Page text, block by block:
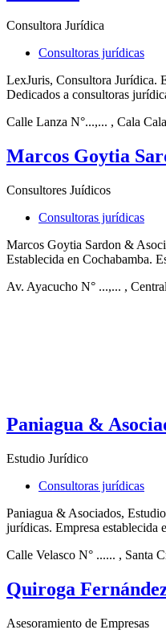
Consultora Jurídica
Consultoras jurídicas
LexJuris, Consultora Jurídica.
Dedicados a consultoras
Calle Lanza N°...,... , Cala Cala
Marcos Goytia
Consultores Juídicos
Consultoras jurídicas
Marcos Goytia Sardon &
Establecida en Cochabamba.
Av. Ayacucho N° ...,... , Central
Paniagua &
Estudio Jurídico
Consultoras jurídicas
Paniagua & Asociados,
jurídicas. Empresa establecida
Calle Velasco N° ...... , Santa
Quiroga
Asesoramiento de Empresas